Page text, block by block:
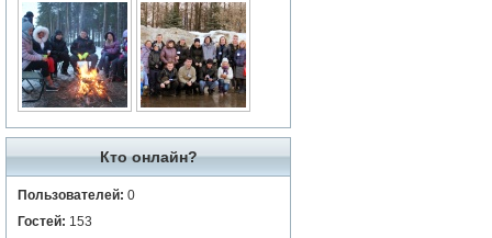
Кто онлайн?
Пользователей: 0
Гостей: 153